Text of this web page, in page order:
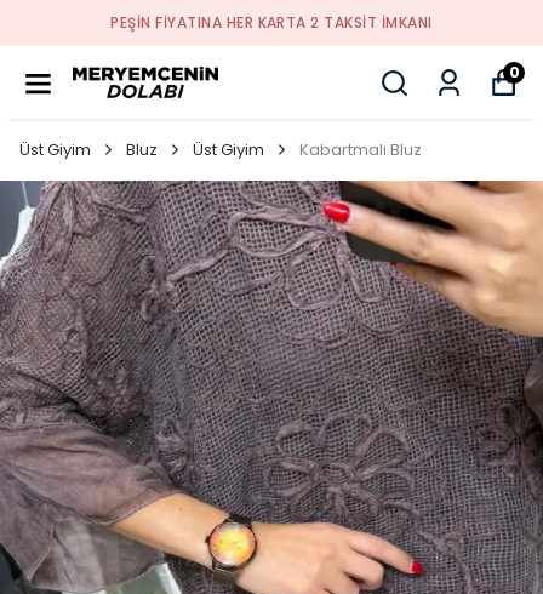
PEŞİN FİYATINA HER KARTA 2 TAKSİT İMKANI
0
Üst Giyim Bluz Üst Giyim Kabartmalı Bluz